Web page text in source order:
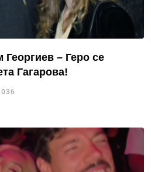
– Геро се
Гагарова!